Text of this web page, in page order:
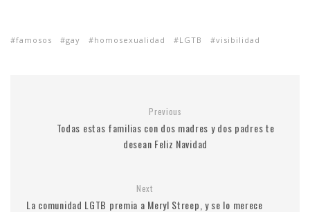
famosos gay homosexualidad LGTB visibilidad
Previous
Todas estas familias con dos madres y dos padres te
desean Feliz Navidad
Next
La comunidad LGTB premia a Meryl Streep, y se lo merece